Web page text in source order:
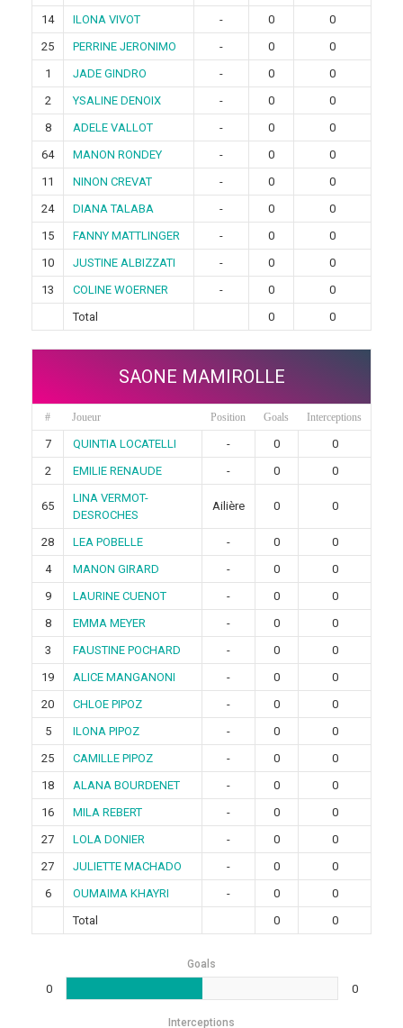
14
ILONA VIVOT - 0
0
25
PERRINE JERONIMO - 0
0
1
JADE GINDRO - 0
0
2
YSALINE DENOIX - 0
0
8
ADELE VALLOT - 0
0
64
MANON RONDEY - 0
0
11
NINON CREVAT - 0
0
24
DIANA TALABA - 0
0
15
FANNY MATTLINGER - 0
0
10
JUSTINE ALBIZZATI - 0
0
13
COLINE WOERNER - 0
0
Total
0 0
SAONE MAMIROLLE
# Joueur Position Goals Interceptions
7 QUINTIA LOCATELLI - 0
0
2
EMILIE RENAUDE - 0 0
65
LINA VERMOT-
DESROCHES
Ailière 0 0
28 LEA POBELLE - 0
0
4
MANON GIRARD - 0
0
9
LAURINE CUENOT - 0
0
8
EMMA MEYER - 0
0
3
FAUSTINE POCHARD - 0
0
19
ALICE MANGANONI - 0
0
20
CHLOE PIPOZ - 0
0
5
ILONA PIPOZ - 0
0
25
CAMILLE PIPOZ - 0
0
18
ALANA BOURDENET - 0
0
16
MILA REBERT - 0
0
27
LOLA DONIER - 0
0
27
JULIETTE MACHADO - 0
0
6
OUMAIMA KHAYRI - 0
0
Total
0 0
Goals
0 0
Interceptions